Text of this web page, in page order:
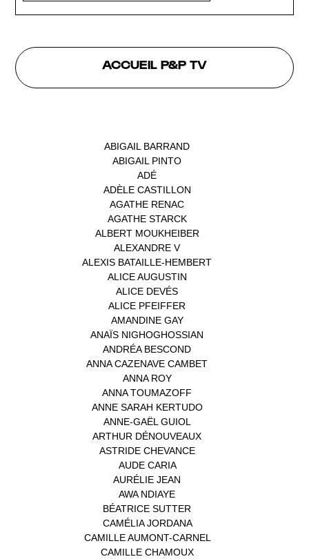
ACCUEIL P&P TV
ABIGAIL BARRAND
ABIGAIL PINTO
ADÉ
ADÈLE CASTILLON
AGATHE RENAC
AGATHE STARCK(1)
ALBERT MOUKHEIBER
ALEXANDRE V(1)
ALEXIS BATAILLE-HEMBERT
ALICE AUGUSTIN
ALICE DEVÉS
ALICE PFEIFFER
AMANDINE GAY(1)
ANAÏS NIGHOGHOSSIAN
ANDRÉA BESCOND
ANNA CAZENAVE CAMBET
ANNA ROY(1)
ANNA TOUMAZOFF
ANNE SARAH KERTUDO(1)
ANNE-GAËL GUIOL
ARTHUR DÉNOUVEAUX
ASTRIDE CHEVANCE(3)
AUDE CARIA(1)
AURÉLIE JEAN
AWA NDIAYE
BÉATRICE SUTTER
CAMÉLIA JORDANA(1)
CAMILLE AUMONT-CARNEL
CAMILLE CHAMOUX(1)